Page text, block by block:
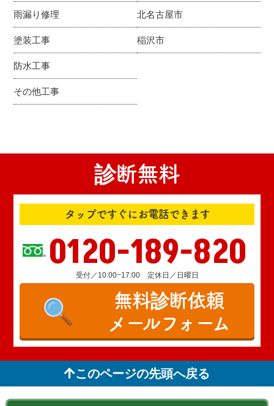
雨漏り修理
塗装工事
防水工事
その他工事
北名古屋市
稲沢市
診断無料
タップですぐにお電話できます
0120-189-820
受付／10:00~17:00 定休日／日曜日
無料診断依頼
メールフォーム
このページの先頭へ戻る